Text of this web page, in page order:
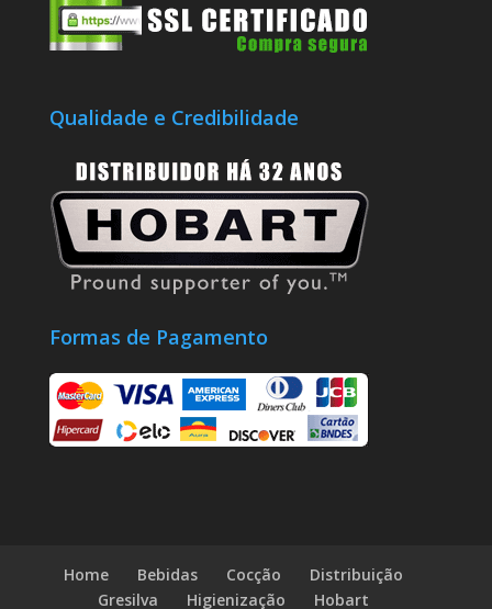
Qualidade e Credibilidade
Formas de Pagamento
Home Bebidas Cocção
Distribuição
Gresilva
Higienização Hobart